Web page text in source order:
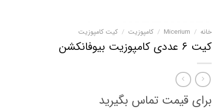
خانه /
Micerium
/ کامپوزیت / کیت کامپوزیت
کیت ۶ عددی کامپوزیت بیوفانکشن
برای قیمت تماس بگیرید